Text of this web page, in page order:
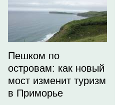
Пешком по
островам: как новый
мост изменит туризм
в Приморье